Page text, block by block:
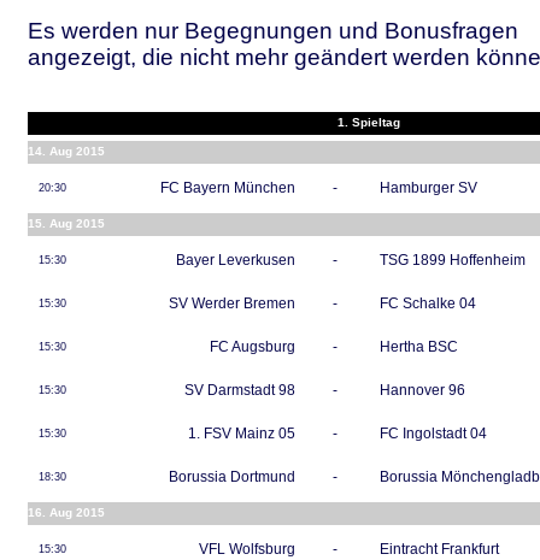
Es werden nur Begegnungen und Bonusfragen
angezeigt, die nicht mehr geändert werden
1. Spieltag
14. Aug 2015
20:30 FC Bayern München - Hamburger SV
15. Aug 2015
15:30 Bayer Leverkusen - TSG 1899 Hoffenheim
15:30 SV Werder Bremen - FC Schalke 04
15:30 FC Augsburg - Hertha BSC
15:30 SV Darmstadt 98 - Hannover 96
15:30 1. FSV Mainz 05 - FC Ingolstadt 04
18:30 Borussia Dortmund - Borussia
16. Aug 2015
15:30 VFL Wolfsburg - Eintracht Frankfurt